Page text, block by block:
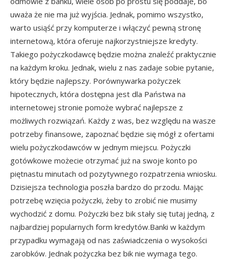
uważa że nie ma już wyjścia. Jednak, pomimo wszystko,
warto usiąść przy komputerze i włączyć pewną stronę
internetową, która oferuje najkorzystniejsze kredyty.
Takiego pożyczkodawcę będzie można znaleźć praktycznie
na każdym kroku. Jednak, wielu z nas zadaje sobie pytanie,
który będzie najlepszy. Porównywarka pożyczek
hipotecznych, która dostępna jest dla Państwa na
internetowej stronie pomoże wybrać najlepsze z
możliwych rozwiązań. Każdy z was, bez względu na wasze
potrzeby finansowe, zapoznać będzie się mógł z ofertami
wielu pożyczkodawców w jednym miejscu. Pożyczki
gotówkowe możecie otrzymać już na swoje konto po
piętnastu minutach od pozytywnego rozpatrzenia wniosku.
Dzisiejsza technologia poszła bardzo do przodu. Mając
potrzebę wzięcia pożyczki, żeby to zrobić nie musimy
wychodzić z domu. Pożyczki bez bik stały się tutaj jedną, z
najbardziej popularnych form kredytów.Banki w każdym
przypadku wymagają od nas zaświadczenia o wysokości
zarobków. Jednak pożyczka bez bik nie wymaga tego.